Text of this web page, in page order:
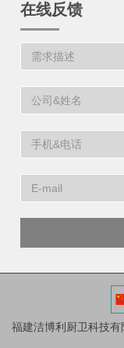
在线反馈
福建洁博利厨卫科技有